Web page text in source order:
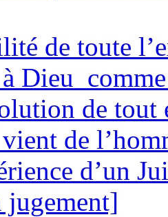
de toute
Dieu
de tout
de
d’un
jugement]